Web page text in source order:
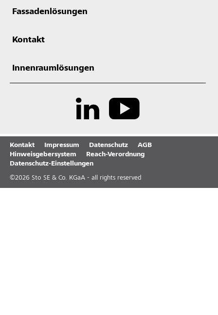
Fassadenlösungen
Kontakt
Innenraumlösungen
Kontakt Impressum Datenschutz
AGB
Hinweisgebersystem
Reach-Verordnung
Datenschutz-Einstellungen
©2026 Sto SE & Co. KGaA - all rights reserved